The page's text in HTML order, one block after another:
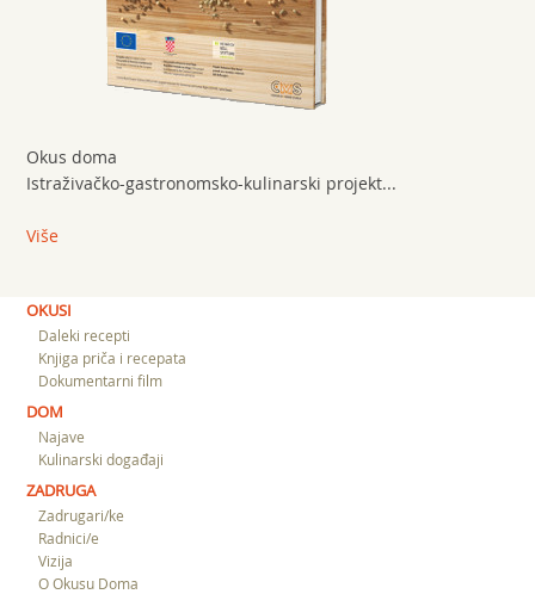
Okus doma
Istraživačko-gastronomsko-kulinarski projekt...
Više
OKUSI
Daleki recepti
Knjiga priča i recepata
Dokumentarni film
DOM
Najave
Kulinarski događaji
ZADRUGA
Zadrugari/ke
Radnici/e
Vizija
O Okusu Doma